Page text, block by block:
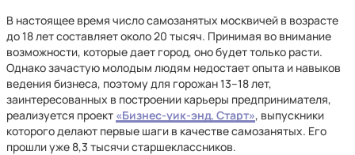
В настоящее время число самозанятых москвичей в возрасте
до 18 лет составляет около 20 тысяч. Принимая во внимание
возможности, которые дает город, оно будет только расти.
Однако зачастую молодым людям недостает опыта и навыков
ведения бизнеса, поэтому для горожан 13–18 лет,
заинтересованных в построении карьеры предпринимателя,
реализуется проект «Бизнес-уик-энд. Старт», выпускники
которого делают первые шаги в качестве самозанятых. Его
прошли уже 8,3 тысячи старшеклассников.